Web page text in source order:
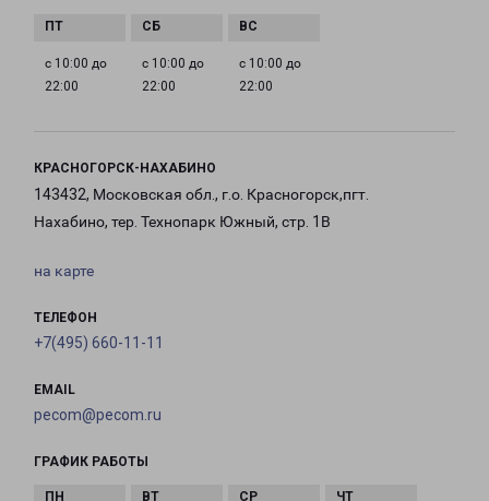
с 10:00 до
22:00
с 10:00 до
22:00
с 10:00 до
22:00
КРАСНОГОРСК-НАХАБИНО
143432, Московская обл., г.о. Красногорск,пгт.
Нахабино, тер. Технопарк Южный, стр. 1В
на карте
ТЕЛЕФОН
+7(495) 660-11-11
EMAIL
pecom@pecom.ru
ГРАФИК РАБОТЫ